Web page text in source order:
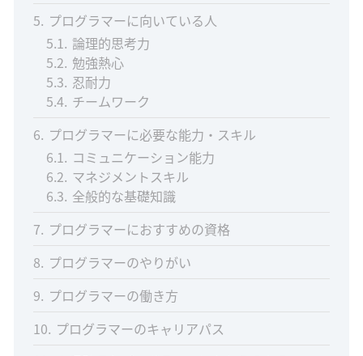
5 プログラマーに向いている人
5.1 論理的思考力
5.2 勉強熱心
5.3 忍耐力
5.4 チームワーク
6 プログラマーに必要な能力・スキル
6.1 コミュニケーション能力
6.2 マネジメントスキル
6.3 全般的な基礎知識
7 プログラマーにおすすめの資格
8 プログラマーのやりがい
9 プログラマーの働き方
10 プログラマーのキャリアパス